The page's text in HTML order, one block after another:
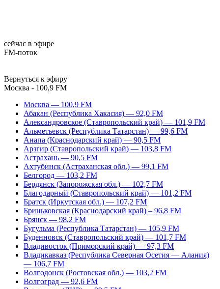
сейчас в эфире
FM-поток
Вернуться к эфиру
Москва - 100,9 FM
Москва — 100,9 FM
Абакан (Республика Хакасия) — 92,0 FM
Александровское (Ставропольский край) — 101,9 FM
Альметьевск (Республика Татарстан) — 99,6 FM
Анапа (Краснодарский край) — 90,5 FM
Арзгир (Ставропольский край) — 103,8 FM
Астрахань — 90,5 FM
Ахтубинск (Астраханская обл.) — 99,1 FM
Белгород — 103,2 FM
Бердянск (Запорожская обл.) — 102,7 FM
Благодарный (Ставропольский край) — 101,2 FM
Братск (Иркутская обл.) — 107,2 FM
Бриньковская (Краснодарский край) – 96,8 FM
Брянск — 98,2 FM
Бугульма (Республика Татарстан) — 105,9 FM
Буденновск (Ставропольский край) — 101,7 FM
Владивосток (Приморский край) — 97,3 FM
Владикавказ (Республика Северная Осетия — Алания)
— 106,7 FM
Волгодонск (Ростовская обл.) — 103,2 FM
Волгоград — 92,6 FM